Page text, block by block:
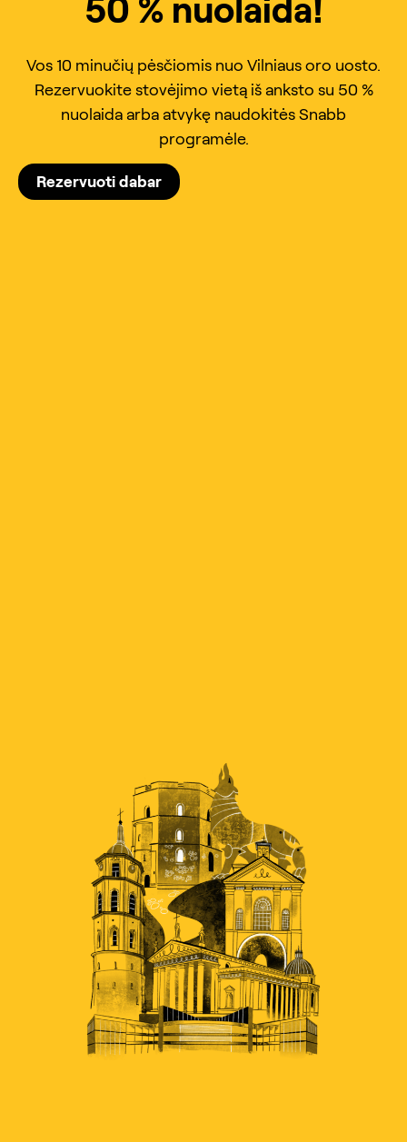
Vos 10 minučių pėsčiomis nuo Vilniaus oro uosto.
Rezervuokite stovėjimo vietą iš anksto su 50 %
nuolaida arba atvykę naudokitės Snabb
programėle.
Rezervuoti dabar